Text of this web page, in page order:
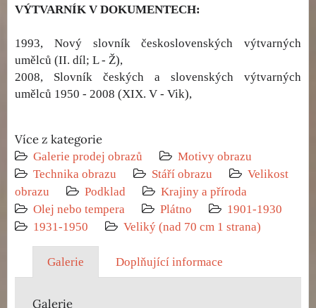
VÝTVARNÍK V DOKUMENTECH:
1993, Nový slovník československých výtvarných
umělců (II. díl; L - Ž),
2008, Slovník českých a slovenských výtvarných
umělců 1950 - 2008 (XIX. V - Vik),
Více z kategorie
Galerie prodej obrazů
Motivy obrazu
Technika obrazu
Stáří obrazu
Velikost
obrazu
Podklad
Krajiny a příroda
Olej nebo tempera
Plátno
1901-1930
1931-1950
Veliký (nad 70 cm 1 strana)
Galerie Doplňující informace
Galerie